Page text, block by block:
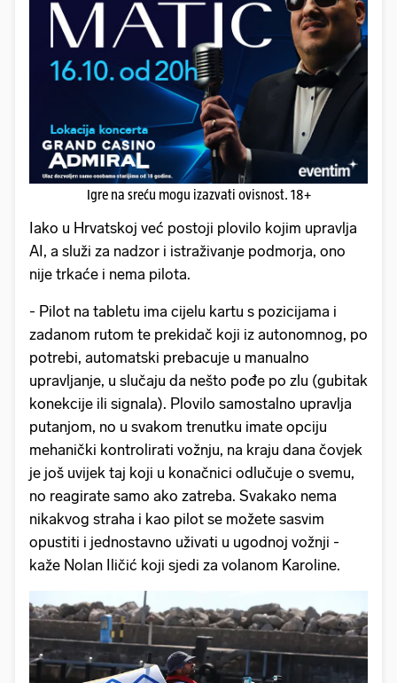
Igre na sreću mogu izazvati ovisnost. 18+
Iako u Hrvatskoj već postoji plovilo kojim upravlja
AI, a služi za nadzor i istraživanje podmorja, ono
nije trkaće i nema pilota.
- Pilot na tabletu ima cijelu kartu s pozicijama i
zadanom rutom te prekidač koji iz autonomnog, po
potrebi, automatski prebacuje u manualno
upravljanje, u slučaju da nešto pođe po zlu (gubitak
konekcije ili signala). Plovilo samostalno upravlja
putanjom, no u svakom trenutku imate opciju
mehanički kontrolirati vožnju, na kraju dana čovjek
je još uvijek taj koji u konačnici odlučuje o svemu,
no reagirate samo ako zatreba. Svakako nema
nikakvog straha i kao pilot se možete sasvim
opustiti i jednostavno uživati u ugodnoj vožnji -
kaže Nolan Iličić koji sjedi za volanom Karoline.